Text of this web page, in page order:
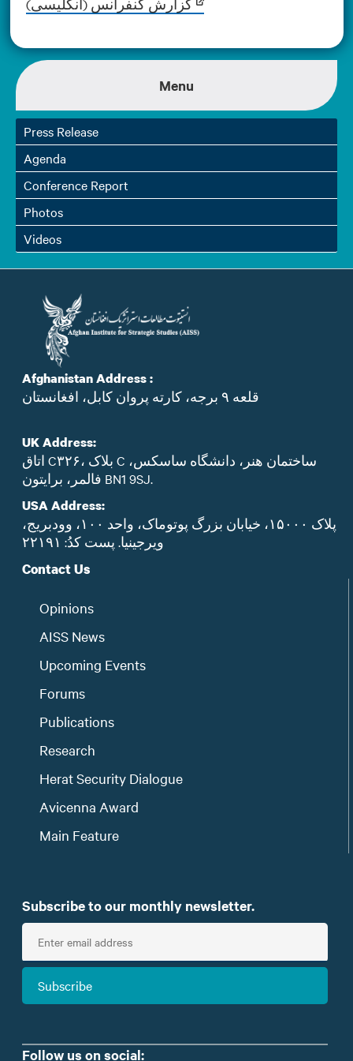
Menu
Press Release
Agenda
Conference Report
Photos
Videos
Afghanistan Address :
قلعه ۹ برجه، کارته پروان کابل، افغانستان
UK Address:
اتاق C۳۲۶، بلاک C ساختمان هنر، دانشگاه ساسکس،
فالمر، برایتون BN1 9SJ.
USA Address:
پلاک ۱۵۰۰۰، خیابان بزرگ پوتوماک، واحد ۱۰۰، وودبریج،
ویرجینیا. پست‌ کدُ: ۲۲۱۹۱
Contact Us
Opinions
AISS News
Upcoming Events
Forums
Publications
Research
Herat Security Dialogue
Avicenna Award
Main Feature
Subscribe to our monthly newsletter.
E
t
m
Subscribe
Follow us on social: